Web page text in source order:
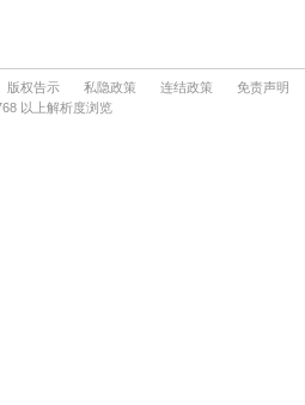
版权告示 私隐政策 连结政策
免责声明
以上解析度浏览